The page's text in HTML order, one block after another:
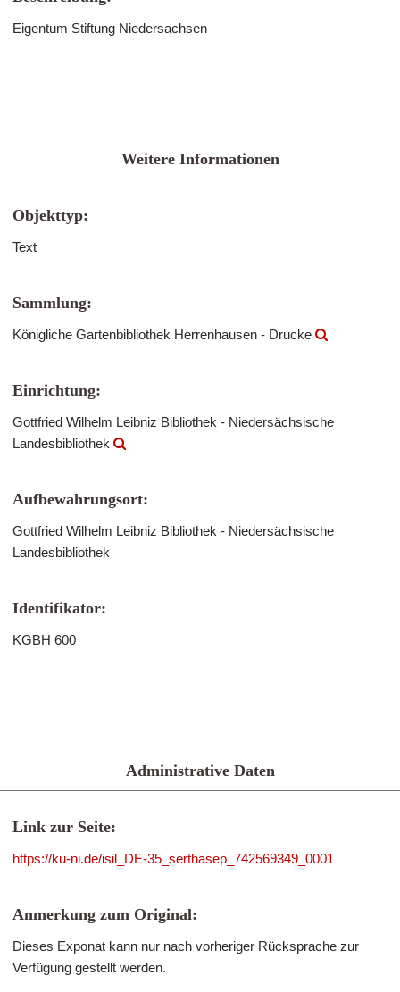
Eigentum Stiftung Niedersachsen
Weitere Informationen
Objekttyp:
Text
Sammlung:
Königliche Gartenbibliothek Herrenhausen - Drucke
Einrichtung:
Gottfried Wilhelm Leibniz Bibliothek - Niedersächsische
Landesbibliothek
Aufbewahrungsort:
Gottfried Wilhelm Leibniz Bibliothek - Niedersächsische
Landesbibliothek
Identifikator:
KGBH 600
Administrative Daten
Link zur Seite:
https://ku-ni.de/isil_DE-35_serthasep_742569349_0001
Anmerkung zum Original:
Dieses Exponat kann nur nach vorheriger Rücksprache zur
Verfügung gestellt werden.